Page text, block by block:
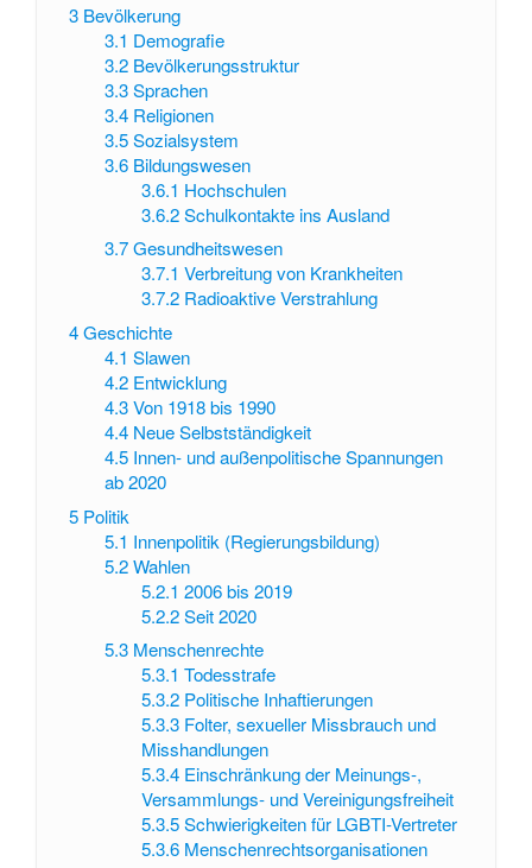
3 Bevölkerung
3.1 Demografie
3.2 Bevölkerungsstruktur
3.3 Sprachen
3.4 Religionen
3.5 Sozialsystem
3.6 Bildungswesen
3.6.1 Hochschulen
3.6.2 Schulkontakte ins Ausland
3.7 Gesundheitswesen
3.7.1 Verbreitung von Krankheiten
3.7.2 Radioaktive Verstrahlung
4Geschichte
4.1 Slawen
4.2 Entwicklung
4.3 Von 1918 bis 1990
4.4 Neue Selbstständigkeit
4.5 Innen- und außenpolitische Spannungen
ab 2020
5 Politik
5.1 Innenpolitik (Regierungsbildung)
5.2 Wahlen
5.2.1 2006 bis 2019
5.2.2 Seit 2020
5.3 Menschenrechte
5.3.1 Todesstrafe
5.3.2 Politische Inhaftierungen
5.3.3 Folter, sexueller Missbrauch und
Misshandlungen
5.3.4 Einschränkung der Meinungs-,
Versammlungs- und Vereinigungsfreiheit
5.3.5 Schwierigkeiten für LGBTI-Vertreter
5.3.6 Menschenrechtsorganisationen